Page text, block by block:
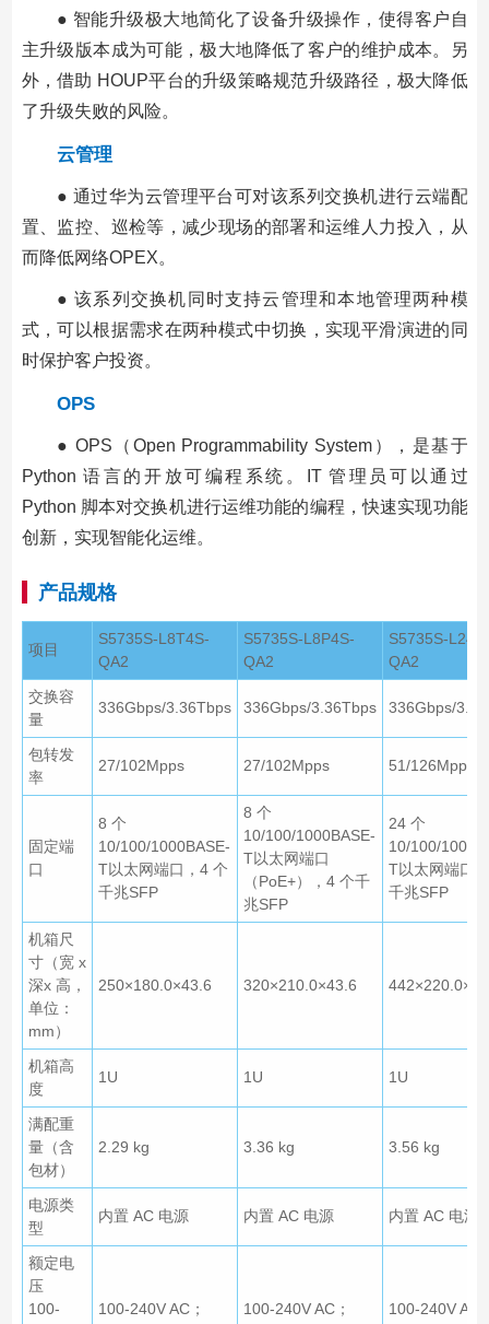
● 智能升级极大地简化了设备升级操作，使得客户自
主升级版本成为可能，极大地降低了客户的维护成本。另
外，借助 HOUP平台的升级策略规范升级路径，极大降低
了升级失败的风险。
云管理
● 通过华为云管理平台可对该系列交换机进行云端配
置、监控、巡检等，减少现场的部署和运维人力投入，从
而降低网络OPEX。
● 该系列交换机同时支持云管理和本地管理两种模
式，可以根据需求在两种模式中切换，实现平滑演进的同
时保护客户投资。
OPS
● OPS（Open Programmability System），是基于
Python 语言的开放可编程系统。IT 管理员可以通过
Python 脚本对交换机进行运维功能的编程，快速实现功能
创新，实现智能化运维。
产品规格
项目
S5735S-L8T4S-
QA2
S5735S-L8P4S-
QA2
S5735S-
QA2
交换容
量
336Gbps/3.36Tbps 336Gbps/3.36Tbps 336Gbps/
包转发
率
27/102Mpps 27/102Mpps 51/126Mpps
固定端
口
8 个
10/100/1000BASE-
T以太网端口，4 个
千兆SFP
8 个
10/100/1000BASE-
T以太网端口
（PoE+），4 个千
兆SFP
24 个
10/100/
T以太网端口
千兆SFP
机箱尺
寸（宽 x
深x 高，
单位：
mm）
250×180.0×43.6 320×210.0×43.6
机箱高
度
1U 1U 1U
满配重
量（含
包材）
2.29 kg 3.36 kg 3.56 kg
电源类
型
内置 AC 电源 内置 AC 电源 内置 AC 电源
额定电
压
100-
100-240V AC；
100-240V AC；
100-240V AC